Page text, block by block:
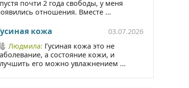
почти 2 года свободы, у меня
отношения. Вместе ...
кожа
03.07.2026
Людмила: Гусиная кожа это не
а состояние кожи, и
его можно увлажнением ...